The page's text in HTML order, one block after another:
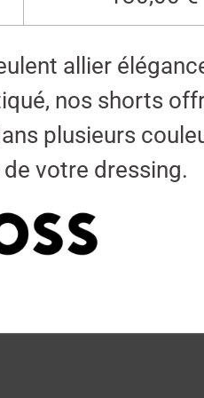
allier
nos shorts
plusieurs
votre dressing.